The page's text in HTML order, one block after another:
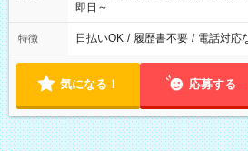
即日～
特徴 日払いOK / 履歴書不要 / 電話対応
気になる！ 応募する